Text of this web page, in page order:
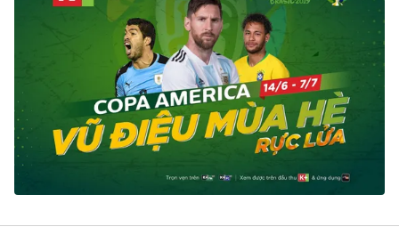
VTV Sức khoẻ Bất động sản
Thị trường 24h Tấm lòng Việt
VTV4 Vươn mình bằng AI
VTV9